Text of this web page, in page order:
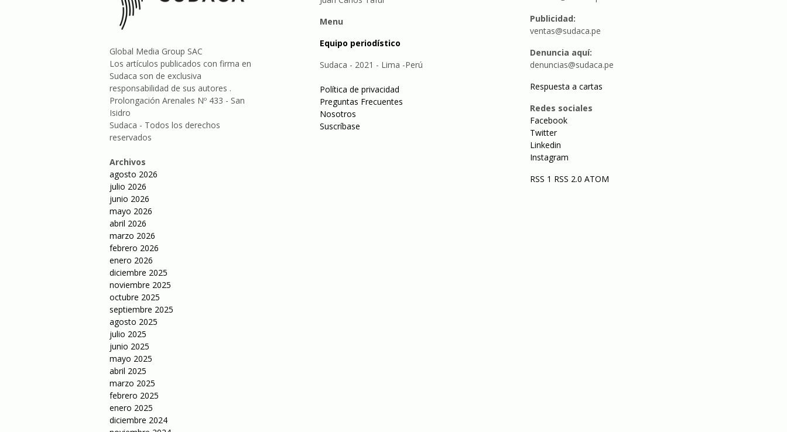
Global Media Group SAC
Los artículos publicados con firma en
Sudaca son de exclusiva
responsabilidad de sus autores .
Prolongación Arenales Nº 433 - San
Isidro
Sudaca - Todos los derechos
reservados
Archivos
agosto 2026
julio 2026
junio 2026
mayo 2026
abril 2026
marzo 2026
febrero 2026
enero 2026
diciembre 2025
noviembre 2025
octubre 2025
septiembre 2025
agosto 2025
julio 2025
junio 2025
mayo 2025
abril 2025
marzo 2025
febrero 2025
enero 2025
diciembre 2024
Menu
Equipo periodístico
Sudaca - 2021 - Lima -Perú
Política de privacidad
Preguntas Frecuentes
Nosotros
Suscríbase
Publicidad:
ventas@sudaca.pe
Denuncia aquí:
denuncias@sudaca.pe
Respuesta a cartas
Redes sociales
Facebook
Twitter
Linkedin
Instagram
RSS 1 RSS 2.0 ATOM